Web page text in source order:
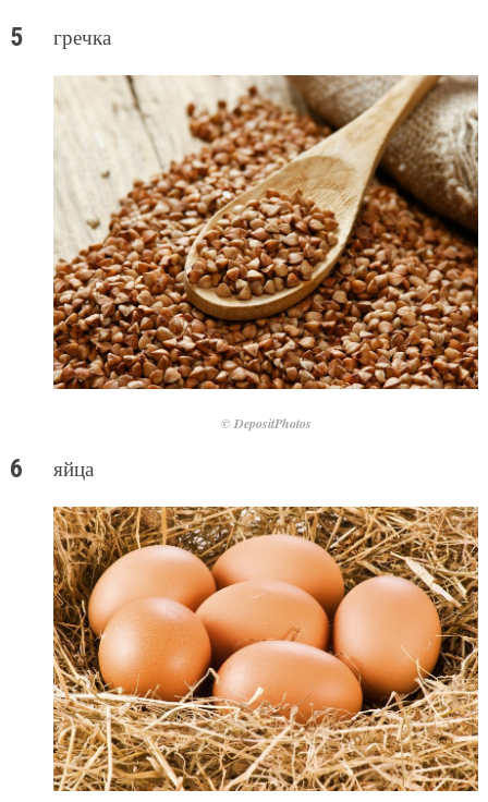
гречка
© DepositPhotos
яйца